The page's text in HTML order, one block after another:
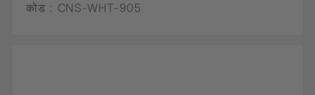
कोड : CNS-WHT-905